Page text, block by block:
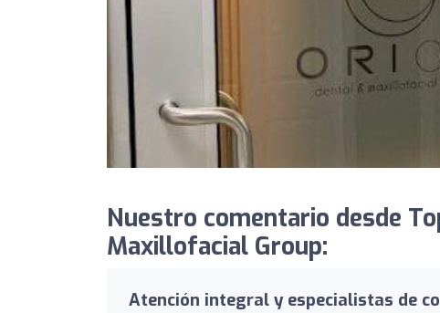
Nuestro comentario desde
Maxillofacial Group:
Atención integral y especialistas de